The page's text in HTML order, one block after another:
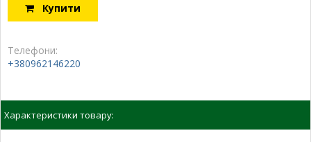
Купити
Телефони:
+380962146220
Характеристики товару: